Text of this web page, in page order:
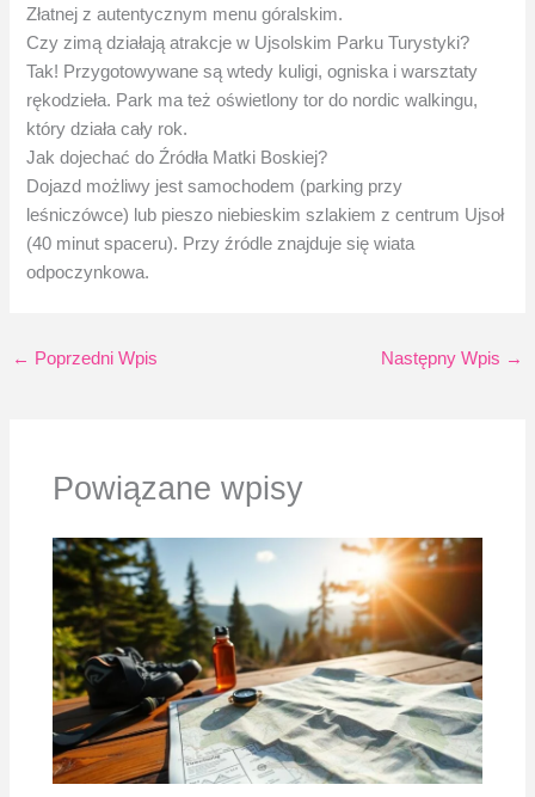
Złatnej z autentycznym menu góralskim.
Czy zimą działają atrakcje w Ujsolskim Parku Turystyki?
Tak! Przygotowywane są wtedy kuligi, ogniska i warsztaty
rękodzieła. Park ma też oświetlony tor do nordic walkingu,
który działa cały rok.
Jak dojechać do Źródła Matki Boskiej?
Dojazd możliwy jest samochodem (parking przy
leśniczówce) lub pieszo niebieskim szlakiem z centrum Ujsoł
(40 minut spaceru). Przy źródle znajduje się wiata
odpoczynkowa.
← Poprzedni Wpis Następny Wpis →
Powiązane wpisy